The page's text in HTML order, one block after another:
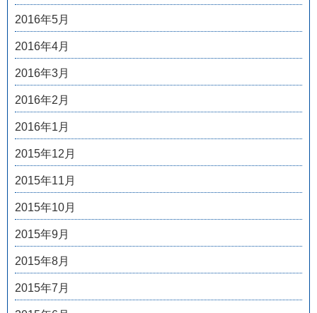
2016年5月
2016年4月
2016年3月
2016年2月
2016年1月
2015年12月
2015年11月
2015年10月
2015年9月
2015年8月
2015年7月